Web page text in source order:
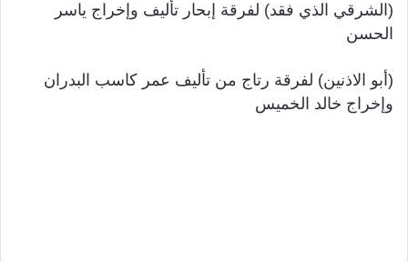
(الشرقي الذي فقد) لفرقة إبحار تأليف وإخراج ياسر
الحسن
(أبو الاذنين) لفرقة رتاج من تأليف عمر كاسب البدران
وإخراج خالد الخميس